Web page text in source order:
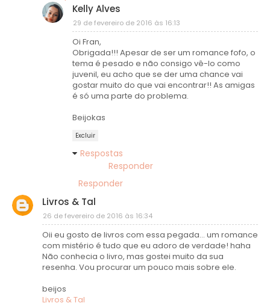
Kelly Alves
29 de fevereiro de 2016 às 16:13
Oi Fran,
Obrigada!!! Apesar de ser um romance fofo, o
tema é pesado e não consigo vê-lo como
juvenil, eu acho que se der uma chance vai
gostar muito do que vai encontrar!! As amigas
é só uma parte do problema.
Beijokas
Excluir
Respostas
Responder
Responder
Livros & Tal
26 de fevereiro de 2016 às 16:34
Oii eu gosto de livros com essa pegada... um romance
com mistério é tudo que eu adoro de verdade! haha
Não conhecia o livro, mas gostei muito da sua
resenha. Vou procurar um pouco mais sobre ele.
beijos
Livros & Tal